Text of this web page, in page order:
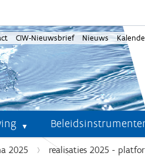
CIW-Nieuwsbrief Nieuws
2025 realisaties 2025 -